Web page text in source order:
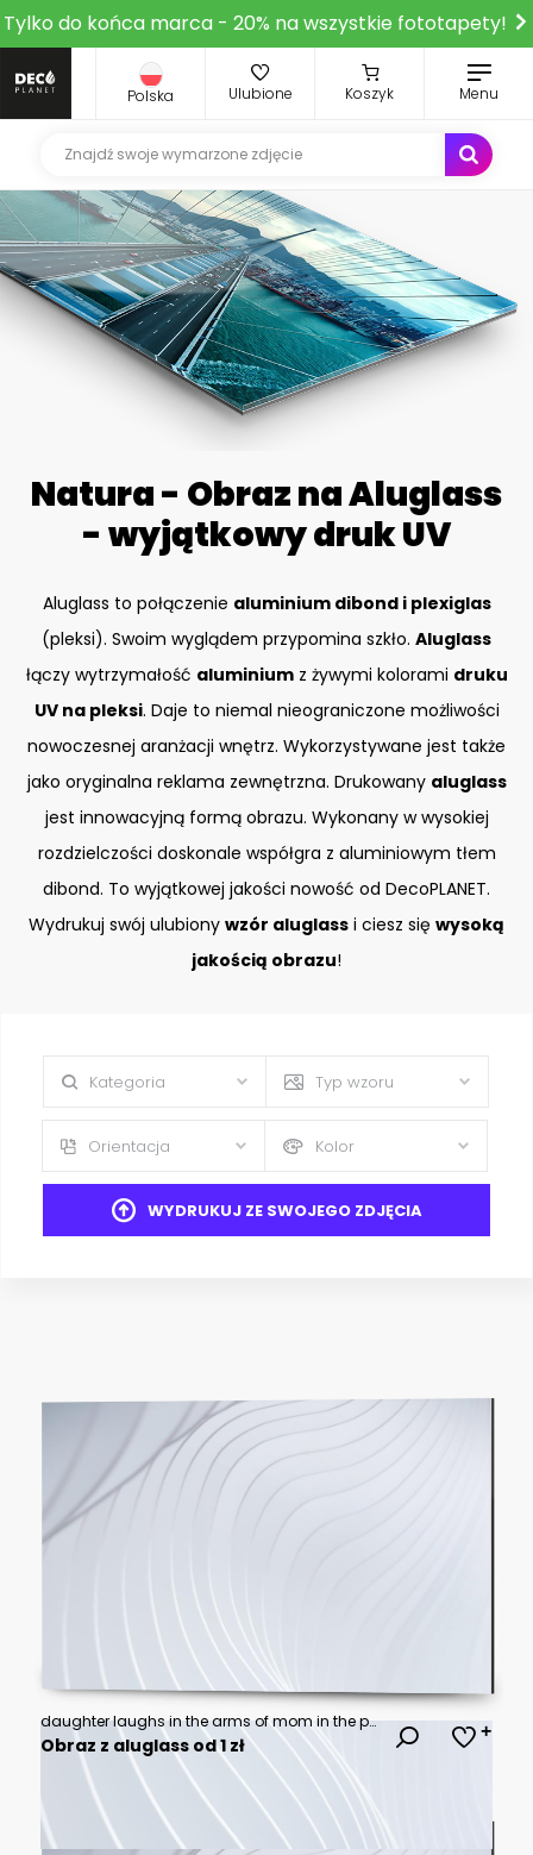
Tylko do końca marca - 20% na wszystkie fototapety!
Polska Ulubione Koszyk Menu
Natura - Obraz na Aluglass
- wyjątkowy druk UV
Aluglass to połączenie aluminium dibond i plexiglas
(pleksi). Swoim wyglądem przypomina szkło. Aluglass
łączy wytrzymałość aluminiumz żywymi kolorami druku
UV na pleksi. Daje to niemal nieograniczone możliwości
nowoczesnej aranżacji wnętrz. Wykorzystywane jest także
jako oryginalna reklama zewnętrzna. Drukowany aluglass
jest innowacyjną formą obrazu. Wykonany w wysokiej
rozdzielczości doskonale współgra z aluminiowym tłem
dibond. To wyjątkowej jakości nowość od DecoPLANET.
Wydrukuj swój ulubiony wzór aluglass i ciesz się wysoką
jakością obrazu!
Kategoria Typ wzoru
Orientacja Kolor
WYDRUKUJ ZE SWOJEGO ZDJĘCIA
daughter laughs in the arms of mom in the park
Obraz z aluglass od 1 zł